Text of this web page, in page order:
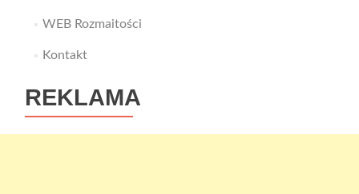
WEB Rozmaitości
Kontakt
REKLAMA